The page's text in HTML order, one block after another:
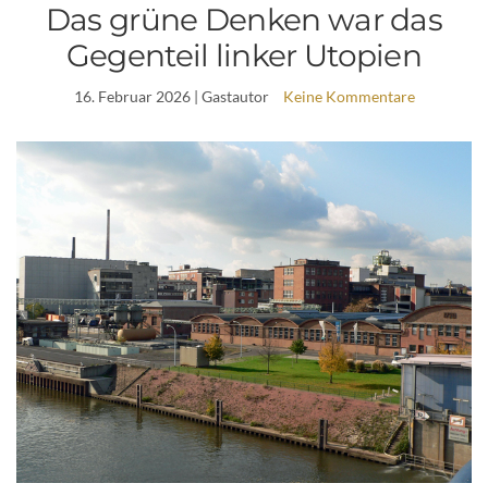
Das grüne Denken war das
Gegenteil linker Utopien
16. Februar 2026| Gastautor Keine Kommentare